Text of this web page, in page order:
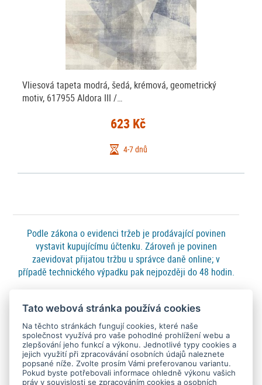
Vliesová tapeta modrá, šedá, krémová, geometrický
motiv, 617955 Aldora III /…
623 Kč
4-7 dnů
Podle zákona o evidenci tržeb je prodávající povinen
vystavit kupujícímu účtenku. Zároveň je povinen
zaevidovat přijatou tržbu u správce daně online; v
případě technického výpadku pak nejpozději do 48 hodin.
FAQ- na co se často ptáte ...
Platební metody
Tato webová stránka používá cookies
Na těchto stránkách fungují cookies, které naše
společnost využívá pro vaše pohodlné prohlížení webu a
zlepšování jeho funkcí a výkonu. Jednotlivé typy cookies a
jejich využití při zpracovávání osobních údajů naleznete
popsané níže. Zvolte prosím Vámi preferovanou variantu.
Pokud byste potřebovali informace ohledně výkonu vašich
práv v souvislosti se zpracováním cookies a osobních